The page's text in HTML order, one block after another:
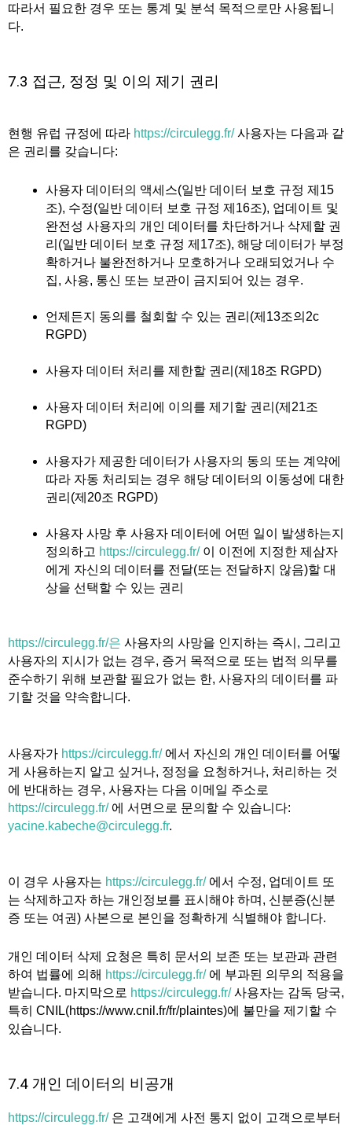
따라서 필요한 경우 또는 통계 및 분석 목적으로만 사용됩니
다.
7.3 접근, 정정 및 이의 제기 권리
현행 유럽 규정에 따라 https://circulegg.fr/사용자는 다음과 같
은 권리를 갖습니다:
사용자 데이터의 액세스(일반 데이터 보호 규정 제15
조), 수정(일반 데이터 보호 규정 제16조), 업데이트 및
완전성 사용자의 개인 데이터를 차단하거나 삭제할 권
리(일반 데이터 보호 규정 제17조), 해당 데이터가 부정
확하거나 불완전하거나 모호하거나 오래되었거나 수
집, 사용, 통신 또는 보관이 금지되어 있는 경우.
언제든지 동의를 철회할 수 있는 권리(제13조의2c
RGPD)
사용자 데이터 처리를 제한할 권리(제18조 RGPD)
사용자 데이터 처리에 이의를 제기할 권리(제21조
RGPD)
사용자가 제공한 데이터가 사용자의 동의 또는 계약에
따라 자동 처리되는 경우 해당 데이터의 이동성에 대한
권리(제20조 RGPD)
사용자 사망 후 사용자 데이터에 어떤 일이 발생하는지
정의하고 https://circulegg.fr/이 이전에 지정한 제삼자
에게 자신의 데이터를 전달(또는 전달하지 않음)할 대
상을 선택할 수 있는 권리
https://circulegg.fr/은 사용자의 사망을 인지하는 즉시, 그리고
사용자의 지시가 없는 경우, 증거 목적으로 또는 법적 의무를
준수하기 위해 보관할 필요가 없는 한, 사용자의 데이터를 파
기할 것을 약속합니다.
사용자가 https://circulegg.fr/에서 자신의 개인 데이터를 어떻
게 사용하는지 알고 싶거나, 정정을 요청하거나, 처리하는 것
에 반대하는 경우, 사용자는 다음 이메일 주소로
https://circulegg.fr/에 서면으로 문의할 수 있습니다:
yacine.kabeche@circulegg.fr.
이 경우 사용자는 https://circulegg.fr/에서 수정, 업데이트 또
는 삭제하고자 하는 개인정보를 표시해야 하며, 신분증(신분
증 또는 여권) 사본으로 본인을 정확하게 식별해야 합니다.
개인 데이터 삭제 요청은 특히 문서의 보존 또는 보관과 관련
하여 법률에 의해 https://circulegg.fr/에 부과된 의무의 적용을
받습니다. 마지막으로 https://circulegg.fr/사용자는 감독 당국,
특히 CNIL(https://www.cnil.fr/fr/plaintes)에 불만을 제기할 수
있습니다.
7.4 개인 데이터의 비공개
https://circulegg.fr/은 고객에게 사전 통지 없이 고객으로부터